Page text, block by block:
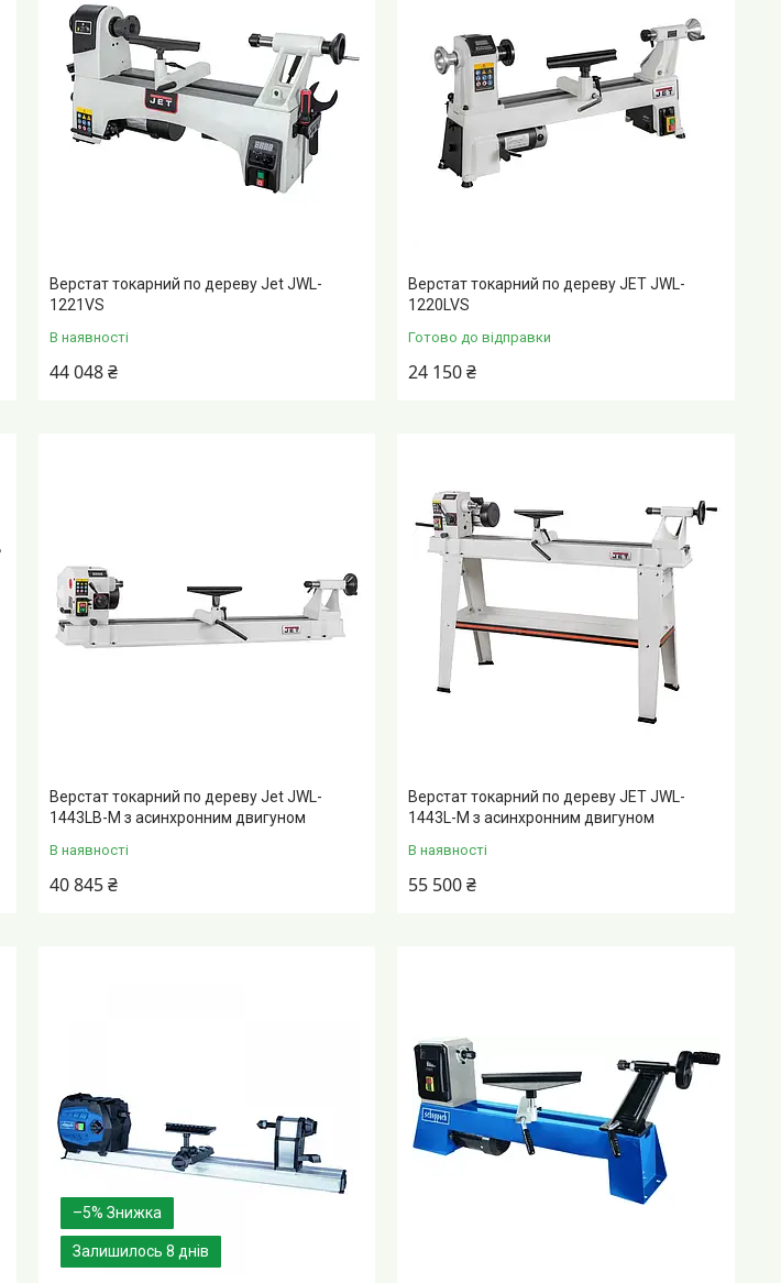
Верстат токарний по дереву Jet JWL-
1221VS
В наявності
44 048 ₴
Верстат токарний по дереву JET JWL-
1220LVS
Готово до відправки
24 150 ₴
Верстат токарний по дереву Jet JWL-
1443LB-M з асинхронним двигуном
В наявності
40 845 ₴
Верстат токарний по дереву JET JWL-
1443L-M з асинхронним двигуном
В наявності
55 500 ₴
–5%
Залишилось 8 днів